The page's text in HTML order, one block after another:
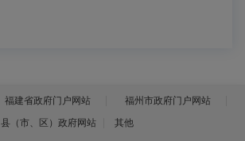
福建省政府门户网站
福州市政府门户网站
县（市、区）政府网站
其他